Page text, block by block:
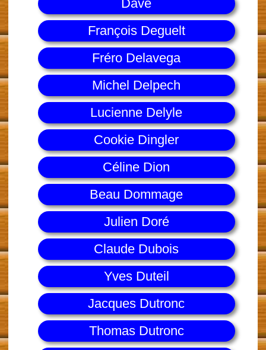
Dave
François Deguelt
Fréro Delavega
Michel Delpech
Lucienne Delyle
Cookie Dingler
Céline Dion
Beau Dommage
Julien Doré
Claude Dubois
Yves Duteil
Jacques Dutronc
Thomas Dutronc